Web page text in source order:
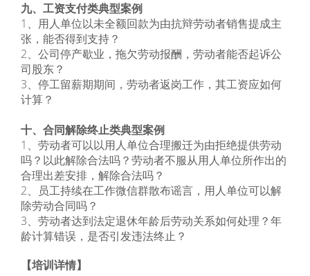
九、工资支付类典型案例
1、用人单位以未全额回款为由抗辩劳动者销售提成主
张，能否得到支持？
2、公司停产歇业，拖欠劳动报酬，劳动者能否起诉公
司股东？
3、停工留薪期期间，劳动者返岗工作，其工资应如何
计算？
十、合同解除终止类典型案例
1、劳动者可以以用人单位合理搬迁为由拒绝提供劳动
吗？以此解除合法吗？劳动者不服从用人单位所作出的
合理出差安排，解除合法吗？
2、员工持续在工作微信群散布谣言，用人单位可以解
除劳动合同吗？
3、劳动者达到法定退休年龄后劳动关系如何处理？年
龄计算错误，是否引发违法终止？
【培训详情】